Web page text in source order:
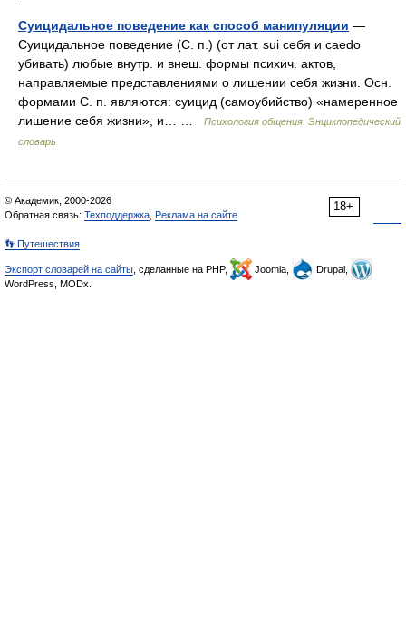
Суицидальное поведение как способ манипуляции —
Суицидальное поведение (С. п.) (от лат. sui себя и caedo
убивать) любые внутр. и внеш. формы психич. актов,
направляемые представлениями о лишении себя жизни. Осн.
формами С. п. являются: суицид (самоубийство) «намеренное
лишение себя жизни», и… …
Психология общения. Энциклопедический
словарь
18+
© Академик, 2000-2026
Обратная связь: Техподдержка Реклама на сайте
👣 Путешествия
Экспорт словарей на сайты , сделанные на PHP, Joomla,
Drupal,
WordPress, MODx.